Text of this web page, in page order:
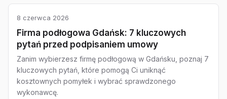
8 czerwca 2026
Firma podłogowa Gdańsk: 7 kluczowych
pytań przed podpisaniem umowy
Zanim wybierzesz firmę podłogową w Gdańsku, poznaj 7
kluczowych pytań, które pomogą Ci uniknąć
kosztownych pomyłek i wybrać sprawdzonego
wykonawcę.